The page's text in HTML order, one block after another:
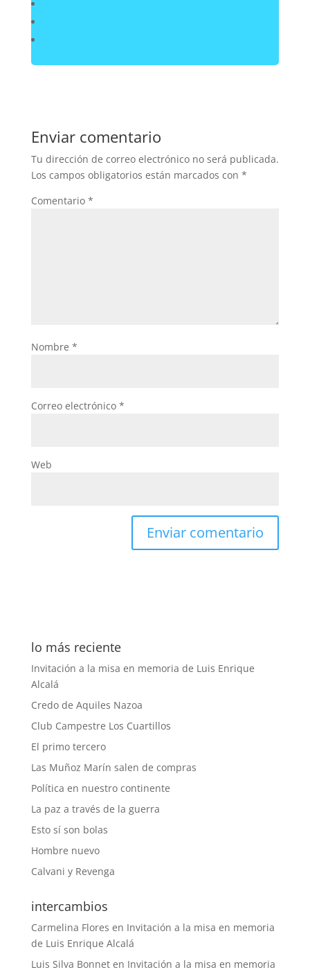
Enviar comentario
Tu dirección de correo electrónico no será publicada.
Los campos obligatorios están marcados con *
Comentario *
Nombre *
Correo electrónico *
Web
lo más reciente
Invitación a la misa en memoria de Luis Enrique
Alcalá
Credo de Aquiles Nazoa
Club Campestre Los Cuartillos
El primo tercero
Las Muñoz Marín salen de compras
Política en nuestro continente
La paz a través de la guerra
Esto sí son bolas
Hombre nuevo
Calvani y Revenga
intercambios
Carmelina Flores en Invitación a la misa en memoria
de Luis Enrique Alcalá
Luis Silva Bonneten Invitación a la misa en memoria